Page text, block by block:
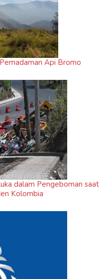
Api Bromo
dalam Pengeboman saat
Kolombia